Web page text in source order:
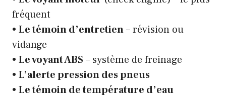
fréquent
• Le témoin d’entretien– révision ou
vidange
• Le voyant ABS – système de freinage
• L’alerte pression des pneus
• Le témoin de température d’eau